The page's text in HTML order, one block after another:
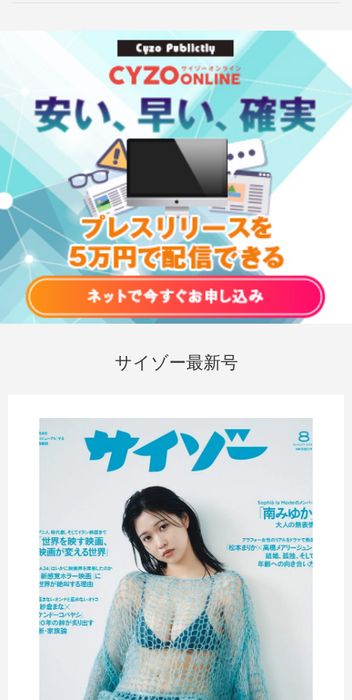
サイゾー最新号